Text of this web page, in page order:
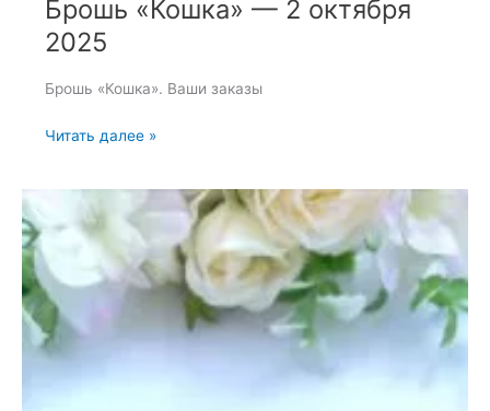
Брошь «Кошка» — 2 октября
2025
Брошь «Кошка». Ваши заказы
Брошь
октября
2025
Читать далее »